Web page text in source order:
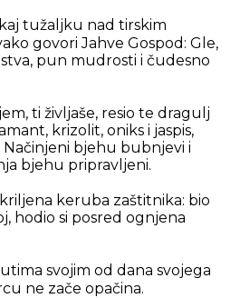
tužaljku nad tirskim
govori Jahve Gospod: Gle,
pun mudrosti i čudesno
ti življaše, resio te dragulj
krizolit, oniks i jaspis,
Načinjeni bjehu bubnjevi i
bjehu pripravljeni.
keruba zaštitnika: bio
hodio si posred ognjena
svojim od dana svojega
ne zače opačina.